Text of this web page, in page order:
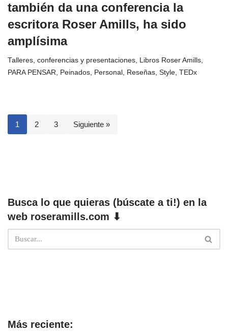
también da una conferencia la
escritora Roser Amills, ha sido
amplísima
Talleres, conferencias y presentaciones, Libros Roser Amills,
PARA PENSAR, Peinados, Personal , Reseñas, Style, TEDx
1 2 3 Siguiente »
Busca lo que quieras (búscate a ti!) en la
web roseramills.com ⬇
Más reciente: